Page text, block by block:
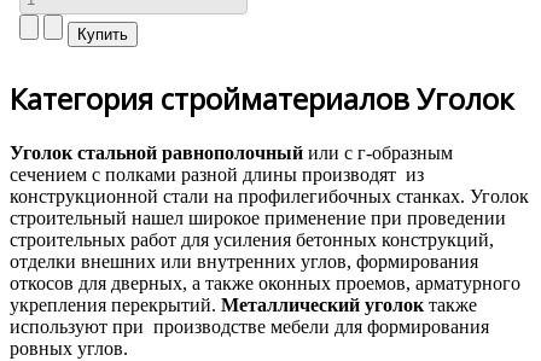
Категория стройматериалов Уголок
Уголок стальной равнополочный или с г-образным
сечением с полками разной длины производят из
конструкционной стали на профилегибочных станках. Уголок
строительный нашел широкое применение при проведении
строительных работ для усиления бетонных конструкций,
отделки внешних или внутренних углов, формирования
откосов для дверных, а также оконных проемов, арматурного
укрепления перекрытий. Металлический уголок также
используют при производстве мебели для формирования
ровных углов.